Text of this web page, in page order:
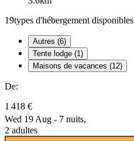
19types d'hébergement disponibles
Autres (6)
Tente lodge (1)
Maisons de vacances (12)
De:
1 418 €
Wed 19 Aug - 7 nuits,
2 adultes